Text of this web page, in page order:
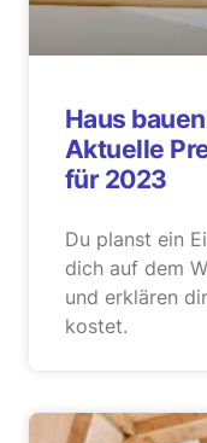
Haus
Aktuelle
für 2023
Du planst ein
dich auf dem
und erklären
kostet.